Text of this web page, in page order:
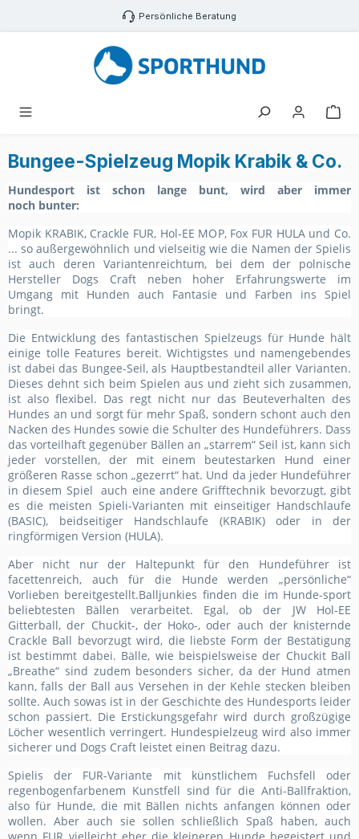
Zum Hauptinhalt springen Persönliche Beratung
Bungee-Spielzeug Mopik Krabik & Co.
Hundesport ist schon lange bunt, wird aber immer
noch bunter:
Mopik KRABIK, Crackle FUR, Hol-EE MOP, Fox FUR HULA und Co.
... so außergewöhnlich und vielseitig wie die Namen der Spielis
ist auch deren Variantenreichtum, bei dem der polnische
Hersteller Dogs Craft neben hoher Erfahrungswerte im
Umgang mit Hunden auch Fantasie und Farben ins Spiel
bringt.
Die Entwicklung des fantastischen Spielzeugs für Hunde hält
einige tolle Features bereit. Wichtigstes und namengebendes
ist dabei das Bungee-Seil, als Hauptbestandteil aller Varianten.
Dieses dehnt sich beim Spielen aus und zieht sich zusammen,
ist also flexibel. Das regt nicht nur das Beuteverhalten des
Hundes an und sorgt für mehr Spaß, sondern schont auch den
Nacken des Hundes sowie die Schulter des Hundeführers. Dass
das vorteilhaft gegenüber Bällen an „starrem“ Seil ist, kann sich
jeder vorstellen, der mit einem beutestarken Hund einer
größeren Rasse schon „gezerrt“ hat. Und da jeder Hundeführer
in diesem Spiel auch eine andere Grifftechnik bevorzugt, gibt
es die meisten Spieli-Varianten mit einseitiger Handschlaufe
(BASIC), beidseitiger Handschlaufe (KRABIK) oder in der
ringförmigen Version (HULA).
Aber nicht nur der Haltepunkt für den Hundeführer ist
facettenreich, auch für die Hunde werden „persönliche“
Vorlieben bereitgestellt.Balljunkies finden die im Hunde-sport
beliebtesten Bällen verarbeitet. Egal, ob der JW Hol-EE
Gitterball, der Chuckit-, der Hoko-, oder auch der knisternde
Crackle Ball bevorzugt wird, die liebste Form der Bestätigung
ist bestimmt dabei. Bälle, wie beispielsweise der Chuckit Ball
„Breathe“ sind zudem besonders sicher, da der Hund atmen
kann, falls der Ball aus Versehen in der Kehle stecken bleiben
sollte. Auch sowas ist in der Geschichte des Hundesports leider
schon passiert. Die Erstickungsgefahr wird durch großzügige
Löcher wesentlich verringert. Hundespielzeug wird also immer
sicherer und Dogs Craft leistet einen Beitrag dazu.
Spielis der FUR-Variante mit künstlichem Fuchsfell oder
regenbogenfarbenem Kunstfell sind für die Anti-Ballfraktion,
also für Hunde, die mit Bällen nichts anfangen können oder
wollen. Aber auch sie sollen schließlich Spaß haben, auch